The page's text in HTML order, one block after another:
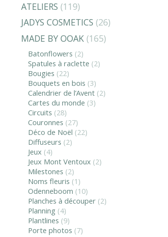
ATELIERS (119)
JADYS COSMETICS (26)
MADE BY OOAK (165)
Batonflowers (2)
Spatules à raclette (2)
Bougies (22)
Bouquets en bois (3)
Calendrier de l’Avent (2)
Cartes du monde (3)
Circuits (28)
Couronnes (27)
Déco de Noël (22)
Diffuseurs (2)
Jeux (4)
Jeux Mont Ventoux (2)
Milestones (2)
Noms fleuris (1)
Odenneboom (10)
Planches à découper (2)
Planning (4)
Plantlines (9)
Porte photos (7)